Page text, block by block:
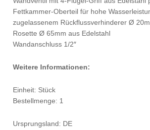
Fettkammer-Oberteil für hohe
zugelassenem Rückflussverhinderer Ø
Rosette Ø 65mm aus Edelstahl
Wandanschluss 1/2″
Weitere Informationen:
Einheit: Stück
Bestellmenge: 1
Ursprungsland: DE